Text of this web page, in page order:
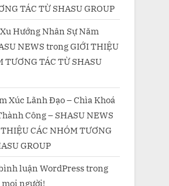
TÁC TỪ SHASU GROUP
Hướng Nhân Sự Năm
NEWStrongGIỚI THIỆU
TƯƠNG TÁC TỪ SHASU
Xúc Lãnh Đạo – Chìa Khoá
Công – SHASU NEWS
CÁC NHÓM TƯƠNG
GROUP
luận WordPresstrong
mọi người!